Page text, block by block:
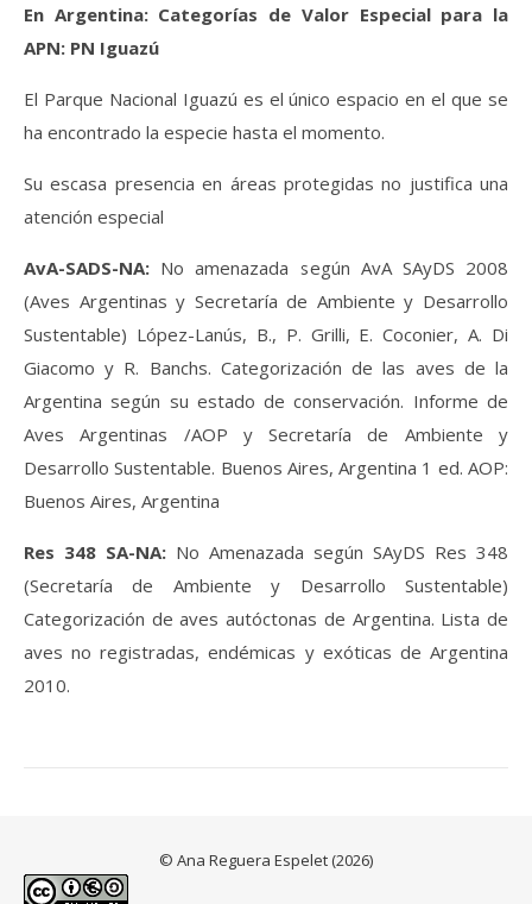
En Argentina: Categorías de Valor Especial para la
APN: PN Iguazú
El Parque Nacional Iguazú es el único espacio en el que se
ha encontrado la especie hasta el momento.
Su escasa presencia en áreas protegidas no justifica una
atención especial
AvA-SADS-NA: No amenazada según AvA SAyDS 2008
(Aves Argentinas y Secretaría de Ambiente y Desarrollo
Sustentable) López-Lanús, B., P. Grilli, E. Coconier, A. Di
Giacomo y R. Banchs. Categorización de las aves de la
Argentina según su estado de conservación. Informe de
Aves Argentinas /AOP y Secretaría de Ambiente y
Desarrollo Sustentable. Buenos Aires, Argentina 1 ed. AOP:
Buenos Aires, Argentina
Res 348 SA-NA: No Amenazada según SAyDS Res 348
(Secretaría de Ambiente y Desarrollo Sustentable)
Categorización de aves autóctonas de Argentina. Lista de
aves no registradas, endémicas y exóticas de Argentina
2010.
© Ana Reguera Espelet (2026)